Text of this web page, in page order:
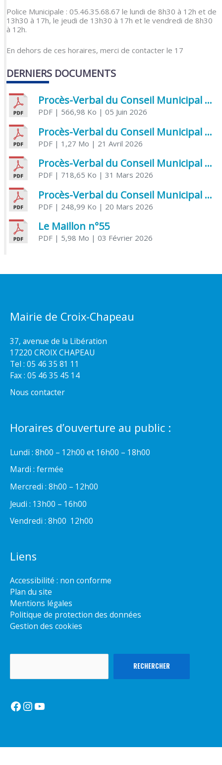
Police Municipale : 05.46.35.68.67 le lundi de 8h30 à 12h et de
13h30 à 17h, le jeudi de 13h30 à 17h et le vendredi de 8h30
à 12h.
En dehors de ces horaires, merci de contacter le 17
DERNIERS DOCUMENTS
Procès-Verbal du Conseil Municipal du 5 juin 2026
PDF| 566,98 Ko | 05 Juin 2026
Procès-Verbal du Conseil Municipal du 21 avril 2026
PDF| 1,27 Mo | 21 Avril 2026
Procès-Verbal du Conseil Municipal du 31 mars 2026
PDF| 718,65 Ko | 31 Mars 2026
Procès-Verbal du Conseil Municipal du 20 mars 2026
PDF| 248,99 Ko | 20 Mars 2026
Le Maillon n°55
PDF| 5,98 Mo | 03 Février 2026
Mairie de Croix-Chapeau
37, avenue de la Libération
17220 CROIX CHAPEAU
Tel : 05 46 35 81 11
Fax : 05 46 35 45 14
Nous contacter
Horaires d’ouverture au public :
Lundi : 8h00 – 12h00 et 16h00 – 18h00
Mardi : fermée
Mercredi : 8h00 – 12h00
Jeudi : 13h00 – 16h00
Vendredi : 8h00  12h00
Liens
Accessibilité : non conforme
Plan du site
Mentions légales
Politique de protection des données
Gestion des cookies
RECHERCHER
Facebook
Instagram
YouTube